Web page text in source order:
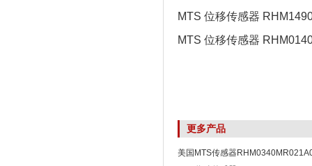
MTS 位移传感器
MTS 位移传感器
更多产品
美国MTS传感器